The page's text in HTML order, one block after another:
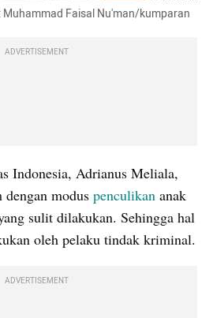
Faisal Nu'man/kumparan
ADVERTISEMENT
Indonesia, Adrianus Meliala,
dengan modus penculikan anak
sulit dilakukan. Sehingga hal
oleh pelaku tindak kriminal.
ADVERTISEMENT